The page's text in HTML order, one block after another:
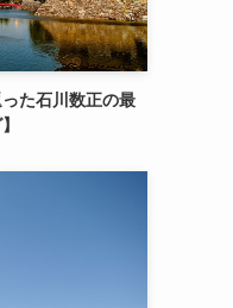
た石川数正の最